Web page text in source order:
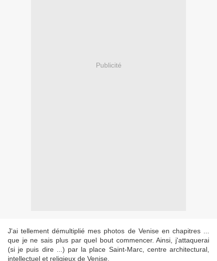
Publicité
J'ai tellement démultiplié mes photos de Venise en chapitres ...
que je ne sais plus par quel bout commencer. Ainsi, j'attaquerai
(si je puis dire ...) par la place Saint-Marc, centre architectural,
intellectuel et religieux de Venise.